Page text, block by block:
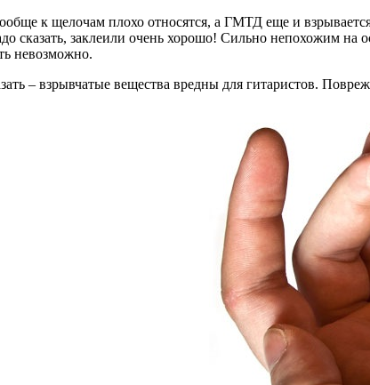
к щелочам плохо относятся, а ГМТД еще и
сказать, заклеили очень хорошо! Сильно непохожим на
невозможно.
– взрывчатые вещества вредны для гитаристов.